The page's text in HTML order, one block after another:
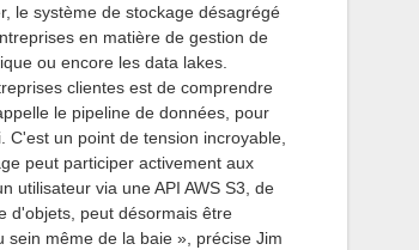
le système de stockage désagrégé
en matière de gestion de
ou encore les data lakes.
clientes est de comprendre
le pipeline de données, pour
C'est un point de tension incroyable,
peut participer activement aux
utilisateur via une API AWS S3, de
d'objets, peut désormais être
même de la baie », précise Jim